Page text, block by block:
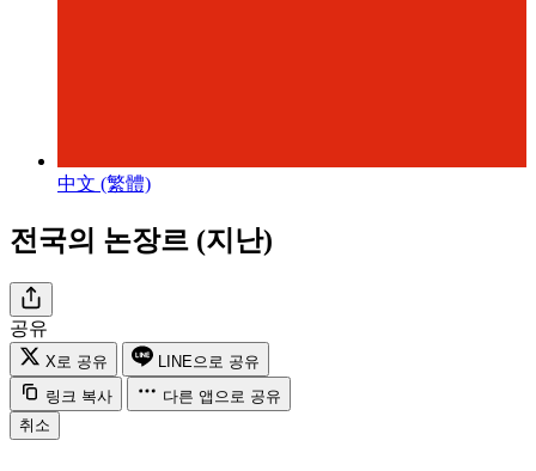
中文 (繁體)
전국의 논장르 (지난)
공유
X로 공유
LINE으로 공유
링크 복사
다른 앱으로 공유
취소